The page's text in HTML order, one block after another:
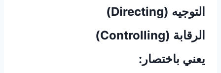
التوجيه (Directing)
الرقابة (Controlling)
يعني باختصار: